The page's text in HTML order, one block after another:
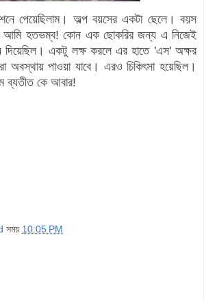
পেয়েছিলাম। অল্প বয়সের একটা ছেলে। বয়স
আমি হতভম্ব! কোন এক ছোকরির জন্য এ নিজেই
দিয়েছিল। একটু লক্ষ করলে এর হাতে 'এস' অক্ষর
অবস্থায় পাওয়া যাবে। এরও চিকিৎসা হয়েছিল।
ব্যতীত কে আবার!
সময় 10:05 PM